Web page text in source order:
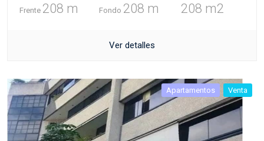
Frente 208 m Fondo 208 m 208 m2
Ver detalles
Apartamentos Venta